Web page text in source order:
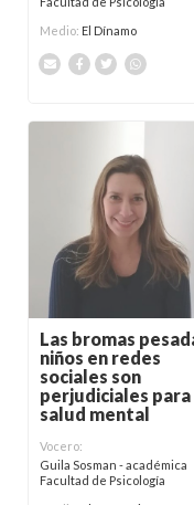
Medio: El Dínamo
Las bromas
niños en redes
sociales son
perjudiciales para
salud mental
Vocero:
Guila Sosman - académica
Facultad de Psicología